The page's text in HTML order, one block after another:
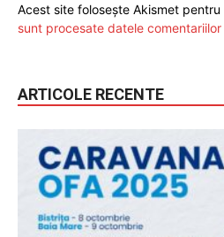
Acest site folosește Akismet
sunt procesate datele
ARTICOLE RECENTE